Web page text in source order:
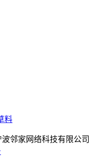
料
波邻家网络科技有限公司